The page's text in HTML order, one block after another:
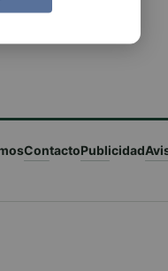
ContactoPublicidad